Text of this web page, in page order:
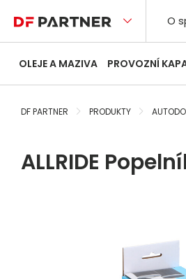
O
OLEJE A MAZIVA PROVOZNÍ
DF PARTNER PRODUKTY
ALLRIDE